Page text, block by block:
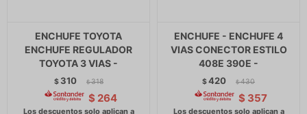
ENCHUFE TOYOTA
ENCHUFE REGULADOR
TOYOTA 3 VIAS -
$ 310 $ 318
$ 264
ENCHUFE - ENCHUFE 4
VIAS CONECTOR ESTILO
408E 390E -
$420 $ 430
$ 357